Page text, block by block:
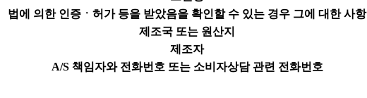
법에 의한 인증ㆍ허가 등을 받았음을 확인할 수 있는 경우 그에 대한 사항
제조국 또는 원산지
제조자
A/S 책임자와 전화번호 또는 소비자상담 관련 전화번호